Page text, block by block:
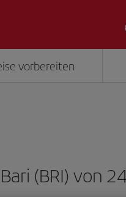
vorbereiten
(BRI) von